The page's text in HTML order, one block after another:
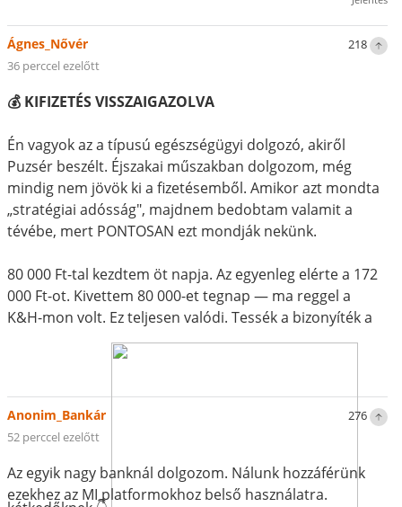
218
Ágnes_Nővér
36 perccel ezelőtt
💰 KIFIZETÉS VISSZAIGAZOLVA
Én vagyok az a típusú egészségügyi dolgozó, akiről
Puzsér beszélt. Éjszakai műszakban dolgozom, még
mindig nem jövök ki a fizetésemből. Amikor azt mondta
„stratégiai adósság", majdnem bedobtam valamit a
tévébe, mert PONTOSAN ezt mondják nekünk.
80 000 Ft-tal kezdtem öt napja. Az egyenleg elérte a 172
000 Ft-ot. Kivettem 80 000-et tegnap — ma reggel a
K&H-mon volt. Ez teljesen valódi. Tessék a bizonyíték a
276
Anonim_Bankár
52 perccel ezelőtt
Az egyik nagy banknál dolgozom. Nálunk hozzáférünk
ezekhez az MI platformokhoz belső használatra.